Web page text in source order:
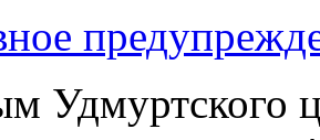
Удмуртского